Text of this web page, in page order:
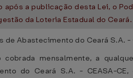
após a publicação desta Lei, o
da Loteria Estadual do Ceará.
de Abastecimento do Ceará S.A. -
cobrada mensalmente, a
do Ceará S.A. - CEASA-